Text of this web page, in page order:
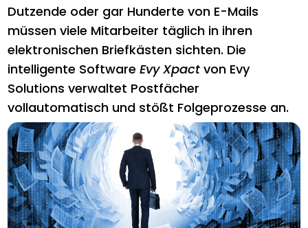
Dutzende oder gar Hunderte von E-Mails
müssen viele Mitarbeiter täglich in ihren
elektronischen Briefkästen sichten. Die
intelligente SoftwareEvy Xpact von Evy
Solutions verwaltet Postfächer
vollautomatisch und stößt Folgeprozesse an.